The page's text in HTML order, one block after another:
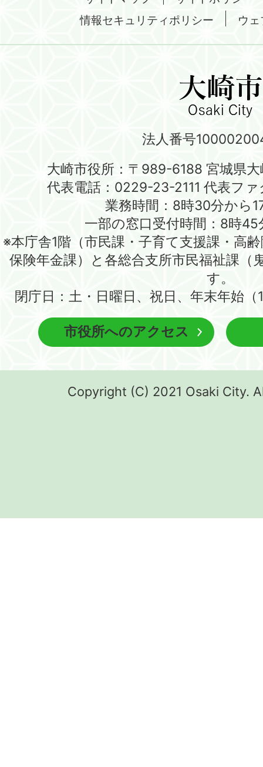
情報セキュリティポリシー
ウ
法人番号
大崎市役所：〒989-6188 宮城県大
代表電話：0229-23-2111 代表フ
業務時間：8時30分から
一部の窓口受付時間：8時
※本庁舎1階（市民課・子育て支援課・高
保険年金課）と各総合支所市民福祉課（
す。
閉庁日：土・日曜日、祝日、年末年始
市役所へのアクセス
Copyright (C) 2021 Osaki City.